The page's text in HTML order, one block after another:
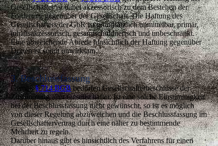
Gesellschafter ist dabei akzessorisch zu dem Bestehen der
Forderung gegenüber der Gesellschaft. Die Haftung des
Gesellschafters der GbR ist grundsätzlich unmittelbar, primär,
inhaltsakzessorisch, gesamtschuldnerisch und unbeschränkt.
Eine abweichende Abrede hinsichtlich der Haftung gegenüber
Dritten ist somit unwirksam.
3. Beschlussfassung
Gemäß§ 714 BGBbedürfen Gesellschafterbeschlüsse der
Zustimmung aller Gesellschafter. Ist eine solche Einstimmigkeit
bei der Beschlussfassung nicht gewünscht, so ist es möglich
von dieser Regelung abzuweichen und die Beschlussfassung im
Gesellschaftervertrag durch eine näher zu bestimmende
Mehrheit zu regeln.
Darüber hinaus gibt es hinsichtlich des Verfahrens für einen